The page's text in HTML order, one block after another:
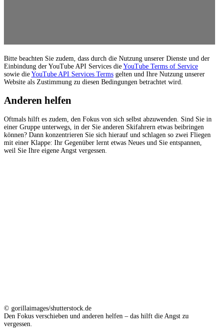
Bitte beachten Sie zudem, dass durch die Nutzung unserer Dienste und der
Einbindung der YouTube API Services die YouTube Terms of Service
sowie die YouTube API Services Terms gelten und Ihre Nutzung unserer
Website als Zustimmung zu diesen Bedingungen betrachtet wird.
Anderen helfen
Oftmals hilft es zudem, den Fokus von sich selbst abzuwenden. Sind Sie in
einer Gruppe unterwegs, in der Sie anderen Skifahrern etwas beibringen
können? Dann konzentrieren Sie sich hierauf und schlagen so zwei Fliegen
mit einer Klappe: Ihr Gegenüber lernt etwas Neues und Sie entspannen,
weil Sie Ihre eigene Angst vergessen.
© gorillaimages/shutterstock.de
Den Fokus verschieben und anderen helfen – das hilft die Angst zu
vergessen.